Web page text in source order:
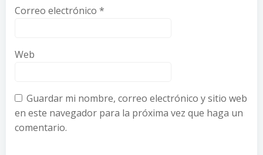
Correo electrónico *
Web
Guardar mi nombre, correo electrónico y sitio web
en este navegador para la próxima vez que haga un
comentario.